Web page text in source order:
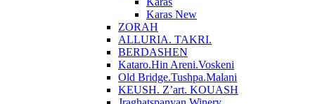
Karas New
ZORAH
ALLURIA. TAKRI.
BERDASHEN
Kataro.Hin Areni.Voskeni
Old Bridge.Tushpa.Malani
KEUSH. Z’art. KOUASH